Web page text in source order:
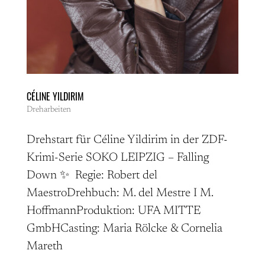
CÉLINE YILDIRIM
Dreharbeiten
Drehstart für Céline Yildirim in der ZDF-
Krimi-Serie SOKO LEIPZIG – Falling
Down ✨ Regie: Robert del
MaestroDrehbuch: M. del Mestre I M.
HoffmannProduktion: UFA MITTE
GmbHCasting: Maria Rölcke & Cornelia
Mareth